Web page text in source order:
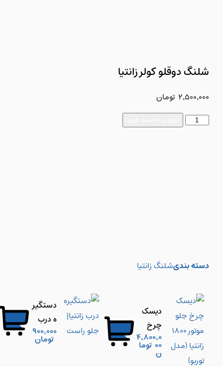
شلنگ دوقلو کولر زانتیا
2,500,000 تومان
دسته بندیشلنگ زانتیا
دیسک
چرخ
جلو
موتور
4,800,0
00 توما
ن
دستگیر
ه درب
زانتیا|
جلو
900,000
تومان